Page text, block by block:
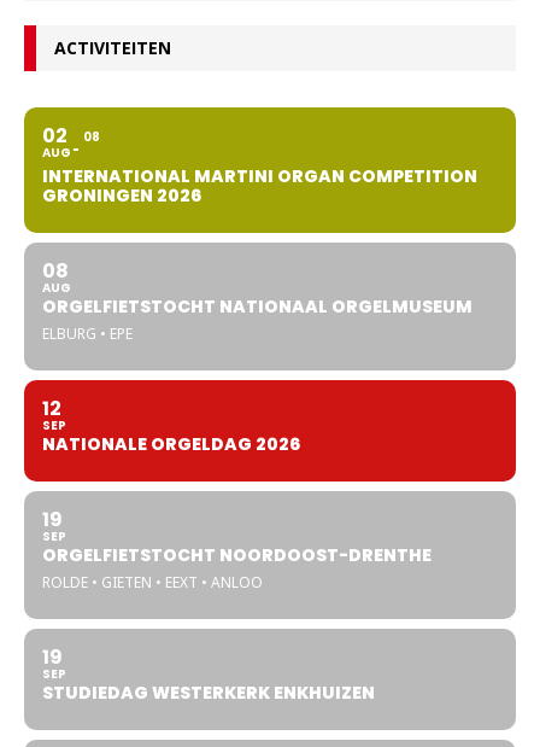
ACTIVITEITEN
02
AUG
08
INTERNATIONAL MARTINI ORGAN COMPETITION
GRONINGEN 2026
08
AUG
ORGELFIETSTOCHT NATIONAAL ORGELMUSEUM
ELBURG • EPE
12
SEP
NATIONALE ORGELDAG 2026
19
SEP
ORGELFIETSTOCHT NOORDOOST-DRENTHE
ROLDE • GIETEN • EEXT • ANLOO
19
SEP
STUDIEDAG WESTERKERK ENKHUIZEN